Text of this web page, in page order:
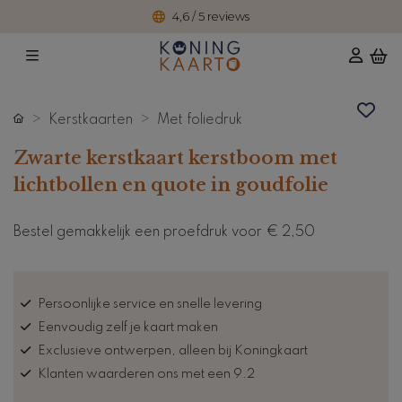
4,6 / 5 reviews
Kerstkaarten Met foliedruk
Zwarte kerstkaart kerstboom met
lichtbollen en quote in goudfolie
Bestel gemakkelijk een proefdruk voor € 2,50
Persoonlijke service en snelle levering
Eenvoudig zelf je kaart maken
Exclusieve ontwerpen, alleen bij Koningkaart
Klanten waarderen ons met een 9.2